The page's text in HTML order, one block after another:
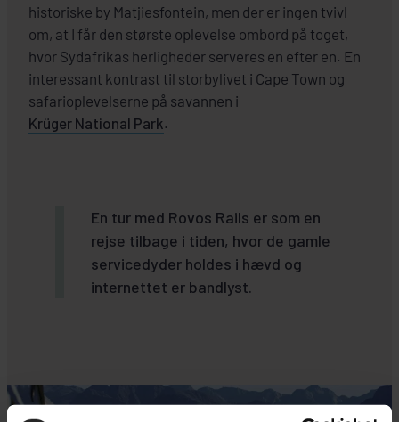
historiske by Matjiesfontein, men der er ingen tvivl
om, at I får den største oplevelse ombord på toget,
hvor Sydafrikas herligheder serveres en efter en. En
interessant kontrast til storbylivet i Cape Town og
safarioplevelserne på savannen i
Krüger National Park.
En tur med Rovos Rails er som en
rejse tilbage i tiden, hvor de gamle
servicedyder holdes i hævd og
internettet er bandlyst.